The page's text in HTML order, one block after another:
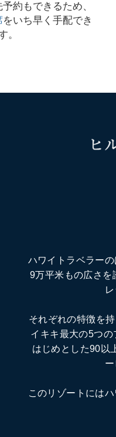
約もできるため、
をいち早く手配でき
。
ハワイトラベラー
9万平米もの広さを
それぞれの特徴を
イキキ最大の5つ
はじめとした90以
このリゾートには